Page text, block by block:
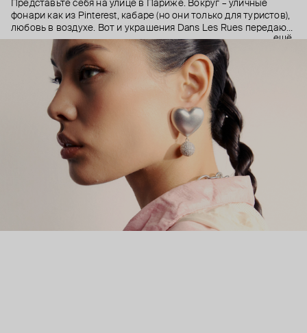
Представьте себя на улице в Париже. Вокруг – уличные
фонари как из Pinterest, кабаре (но они только для туристов),
любовь в воздухе. Вот и украшения Dans Les Rues передают
романтичное настроение парижских улочек и бульваров.
Дизайнеры бренда Джорджио Чикконе и Мартини Манчини
запечатлели свои воспоминания о городе любви в нежных,
но акцентных украшениях с камнями и кристаллами.
Яркие, как Монмартр. Сверкающие, как огни на Эйфелевой
башне. Полные любви, как парижане при виде свежего
ещё